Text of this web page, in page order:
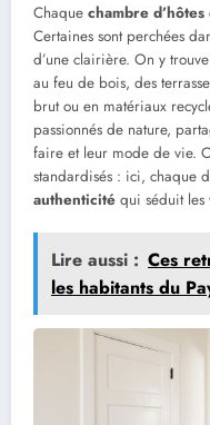
Chaque chambre
Certaines sont perchées
d’une clairière. On y
au feu de bois, des
brut ou en matériaux
passionnés de nature,
faire et leur mode de vie.
standardisés : ici, chaque
authenticité qui séduit les
Lire aussi : Ces
les habitants du